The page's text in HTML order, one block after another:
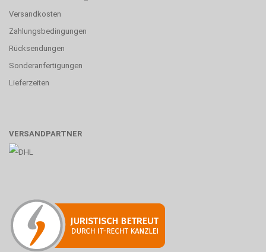
Versandkosten
Zahlungsbedingungen
Rücksendungen
Sonderanfertigungen
Lieferzeiten
VERSANDPARTNER